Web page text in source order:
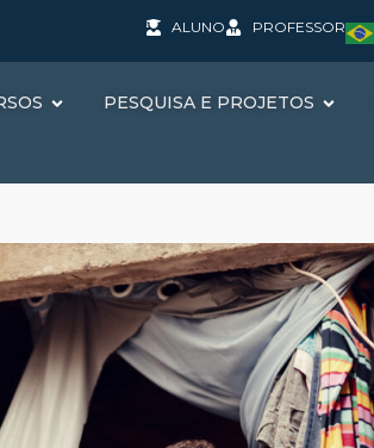
ALUNO PROFESSOR
PESQUISA E PROJETOS